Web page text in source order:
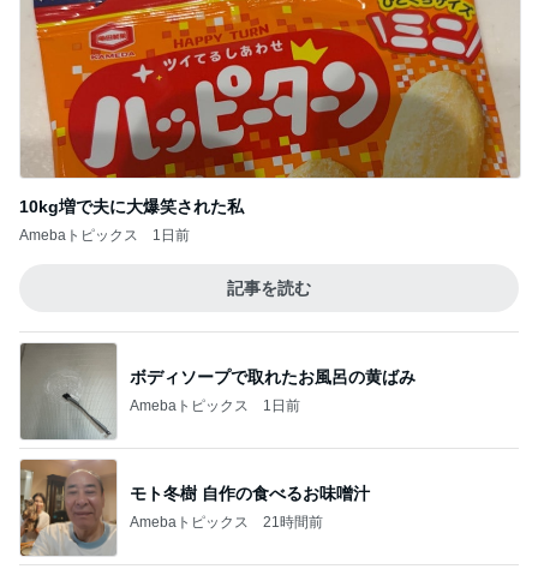
10kg増で夫に大爆笑された私
Amebaトピックス 1日前
記事を読む
ボディソープで取れたお風呂の黄ばみ
Amebaトピックス 1日前
モト冬樹 自作の食べるお味噌汁
Amebaトピックス 21時間前